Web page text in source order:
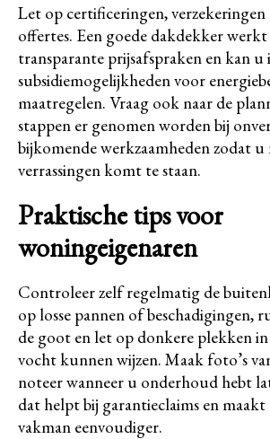
Let op certificeringen, verzekeringen
offertes. Een goede dakdekker
transparante prijsafspraken en kan
subsidiemogelijkheden voor
maatregelen. Vraag ook naar de
stappen er genomen worden bij
bijkomende werkzaamheden zodat
verrassingen komt te staan.
Praktische tips voor
woningeigenaren
Controleer zelf regelmatig de
op losse pannen of beschadigingen,
de goot en let op donkere plekken
vocht kunnen wijzen. Maak foto’s
noteer wanneer u onderhoud hebt
dat helpt bij garantieclaims en
vakman eenvoudiger.